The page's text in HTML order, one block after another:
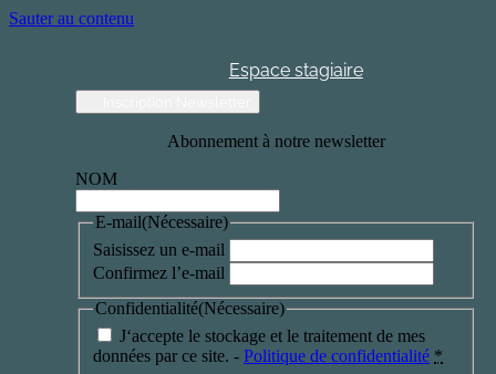
Sauter au contenu
Espace stagiaire
Abonnement à notre newsletter
NOM
E-mail(Nécessaire)
Saisissez un e-mail
Confirmez l’e-mail
Confidentialité(Nécessaire)
J‘accepte le stockage et le traitement de mes
données par ce site. - Politique de confidentialité *